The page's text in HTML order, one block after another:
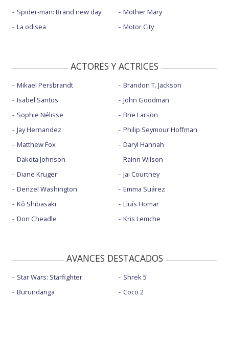
Spider-man: Brand new day
La odisea
Mother Mary
Motor City
ACTORES Y ACTRICES
Mikael Persbrandt
Isabel Santos
Sophie Nélisse
Jay Hernandez
Matthew Fox
Dakota Johnson
Diane Kruger
Denzel Washington
Kô Shibasaki
Don Cheadle
Brandon T. Jackson
John Goodman
Brie Larson
Philip Seymour Hoffman
Daryl Hannah
Rainn Wilson
Jai Courtney
Emma Suárez
Lluís Homar
Kris Lemche
AVANCES DESTACADOS
Star Wars: Starfighter
Burundanga
Shrek 5
Coco 2